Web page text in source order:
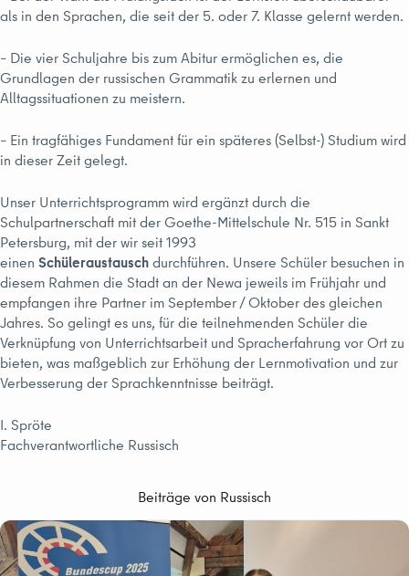
als in den Sprachen, die seit der 5. oder 7. Klasse gelernt werden.
– Die vier Schuljahre bis zum Abitur ermöglichen es, die
Grundlagen der russischen Grammatik zu erlernen und
Alltagssituationen zu meistern.
– Ein tragfähiges Fundament für ein späteres (Selbst-) Studium wird
in dieser Zeit gelegt.
Unser Unterrichtsprogramm wird ergänzt durch die
Schulpartnerschaft mit der Goethe-Mittelschule Nr. 515 in Sankt
Petersburg, mit der wir seit 1993
einen Schüleraustauschdurchführen. Unsere Schüler besuchen in
diesem Rahmen die Stadt an der Newa jeweils im Frühjahr und
empfangen ihre Partner im September / Oktober des gleichen
Jahres. So gelingt es uns, für die teilnehmenden Schüler die
Verknüpfung von Unterrichtsarbeit und Spracherfahrung vor Ort zu
bieten, was maßgeblich zur Erhöhung der Lernmotivation und zur
Verbesserung der Sprachkenntnisse beiträgt.
I. Spröte
Fachverantwortliche Russisch
Beiträge von Russisch